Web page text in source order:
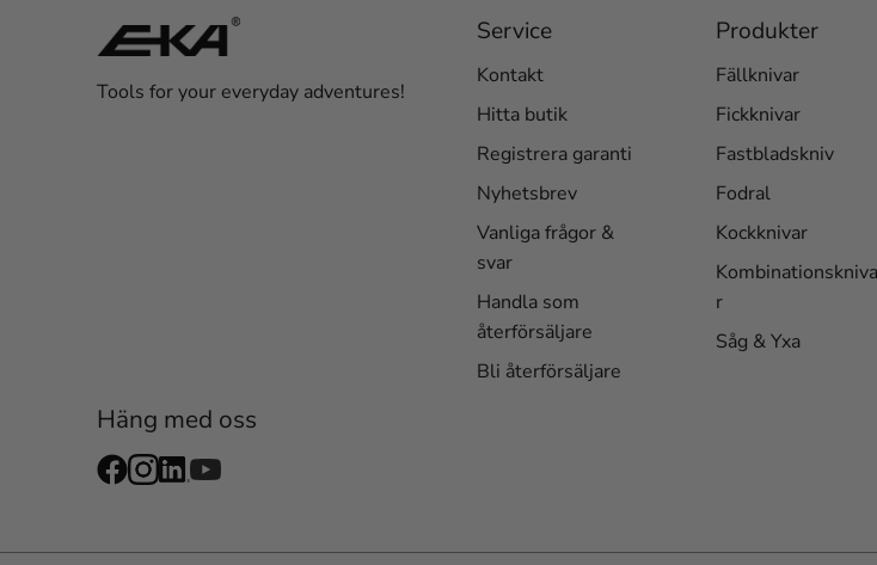
Tools for your everyday adventures!
Service
Kontakt
Hitta butik
Registrera garanti
Nyhetsbrev
Vanliga frågor &
svar
Handla som
återförsäljare
Bli återförsäljare
Produkter
Fällknivar
Fickknivar
Fastbladskniv
Fodral
Kockknivar
Kombinationskniva
r
Såg & Yxa
Häng med oss